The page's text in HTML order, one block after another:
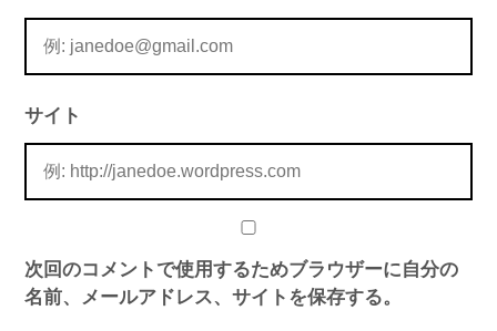
サイト
次回のコメントで使用するためブラウザーに自分の
名前、メールアドレス、サイトを保存する。